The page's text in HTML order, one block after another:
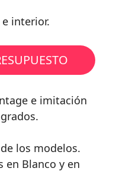
interior.
e imitación
los modelos.
en Blanco y en